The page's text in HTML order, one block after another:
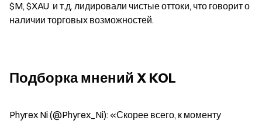
$M, $XAU  и т.д. лидировали чистые оттоки, что говорит о
наличии торговых возможностей.
Подборка мнений X KOL
Phyrex Ni (@Phyrex_Ni): «Скорее всего, к моменту